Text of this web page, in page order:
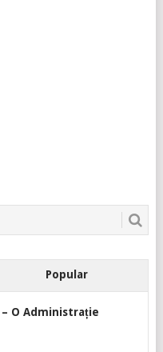
Popular
O Administrație